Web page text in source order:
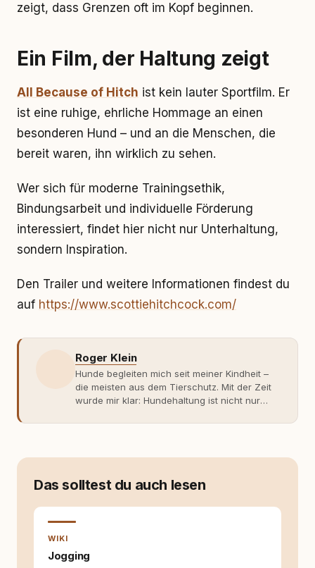
zeigt, dass Grenzen oft im Kopf beginnen.
Ein Film, der Haltung zeigt
All Because of Hitch ist kein lauter Sportfilm. Er
ist eine ruhige, ehrliche Hommage an einen
besonderen Hund – und an die Menschen, die
bereit waren, ihn wirklich zu sehen.
Wer sich für moderne Trainingsethik,
Bindungsarbeit und individuelle Förderung
interessiert, findet hier nicht nur Unterhaltung,
sondern Inspiration.
Den Trailer und weitere Informationen findest du
auf https://www.scottiehitchcock.com/
Roger Klein
Hunde begleiten mich seit meiner Kindheit –
die meisten aus dem Tierschutz. Mit der Zeit
wurde mir klar: Hundehaltung ist nicht nur
Fachwissen. Der Wendepunkt kam mit meinem
moderner Hundeerziehung
entsteht echte Bindung dort, wo Verständnis
Wissen ersetzt – nicht umgekehrt. Aus dieser
Hundehalter:innen in Deutschland, Österreich
Das solltest du auch lesen
WIKI
Jogging